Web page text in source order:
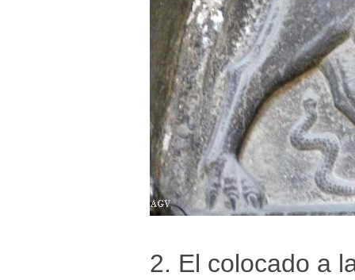
2. El colocado a